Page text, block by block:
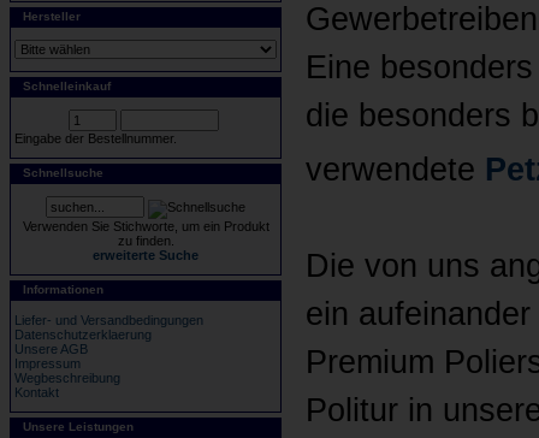
Hersteller
Schnelleinkauf
Eingabe der Bestellnummer.
Schnellsuche
Verwenden Sie Stichworte, um ein Produkt
zu finden.
erweiterte Suche
Informationen
Liefer- und Versandbedingungen
Datenschutzerklaerung
Unsere AGB
Impressum
Wegbeschreibung
Kontakt
Unsere Leistungen
Eine
die besonders
verwendete
Die von uns
ein
Premium
Politur in